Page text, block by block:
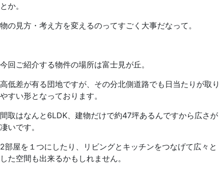
とか。
物の見方・考え方を変えるのってすごく大事だなって。
今回ご紹介する物件の場所は富士見が丘。
高低差が有る団地ですが、その分北側道路でも日当たりが取り
やすい形となっております。
間取はなんと6LDK、建物だけで約47坪あるんですから広さが
凄いです。
2部屋を１つにしたり、リビングとキッチンをつなげて広々と
した空間も出来るかもしれません。